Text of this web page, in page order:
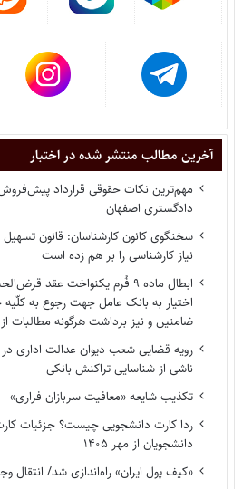
آخرین مطالب منتشر شده در اختبار
مهم‌ترین نکات حقوقی قرارداد
دادگستری اصفهان
سخنگوی کانون کارشناسان: قانون
نیاز کارشناسی را بر هم زده است
ابطال ماده ۹ فُرم یکنواخت
اختیار به بانک عامل جهت رجوع به
ضامنین و نیز برداشت هرگونه مطالبات از
رویه قضایی شعب دیوان عدالت اداری
ناشی از شناسایی تراکنش بانکی
تکذیب شایعه «معافیت سربازان فراری»
ردا کارت دانشجویی چیست؟ جزئیات
دانشجویان از مهر ۱۴۰۵
«کیف پول ایران» راه‌اندازی شد/ انتقال